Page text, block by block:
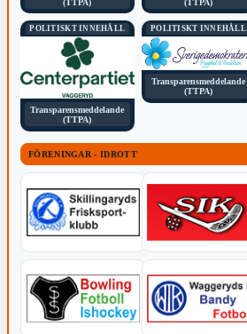
(TTPA)
(TTPA)
POLITISKT INNEHÅLL
Transparensmeddelande
(TTPA)
POLITISKT INNEHÅLL
Transparensmeddelande
(TTPA)
FÖRENINGAR - IDROTT